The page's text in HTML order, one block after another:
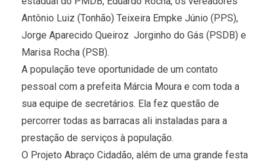
Antônio Luiz (Tonhão) Teixeira Empke Júnio (PPS),
Jorge Aparecido Queiroz  Jorginho do Gás (PSDB) e
Marisa Rocha (PSB).
A população teve oportunidade de um contato
pessoal com a prefeita Márcia Moura e com toda a
sua equipe de secretários. Ela fez questão de
percorrer todas as barracas ali instaladas para a
prestação de serviços à população.
O Projeto Abraço Cidadão, além de uma grande festa